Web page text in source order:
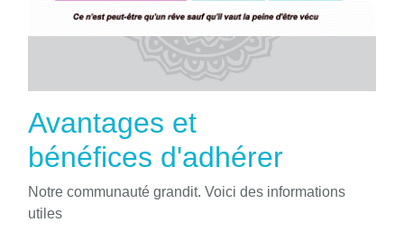
Avantages et
bénéfices d'adhérer
Notre communauté grandit. Voici des informations
utiles